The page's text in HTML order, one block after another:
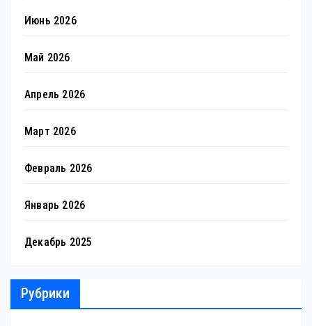
Июнь 2026
Май 2026
Апрель 2026
Март 2026
Февраль 2026
Январь 2026
Декабрь 2025
Рубрики